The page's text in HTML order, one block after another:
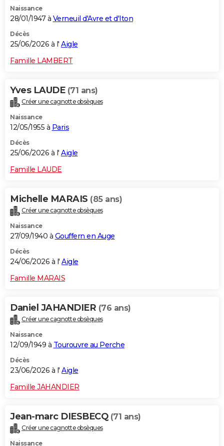
Naissance
28/01/1947 à Verneuil d'Avre et d'Iton
Décès
25/06/2026 à l' Aigle
Famille LAMBERT
Yves LAUDE (71 ans)
Créer une cagnotte obsèques
Naissance
12/05/1955 à Paris
Décès
25/06/2026 à l' Aigle
Famille LAUDE
Michelle MARAIS (85 ans)
Créer une cagnotte obsèques
Naissance
27/09/1940 à Gouffern en Auge
Décès
24/06/2026 à l' Aigle
Famille MARAIS
Daniel JAHANDIER (76 ans)
Créer une cagnotte obsèques
Naissance
12/09/1949 à Tourouvre au Perche
Décès
23/06/2026 à l' Aigle
Famille JAHANDIER
Jean-marc DIESBECQ (71 ans)
Créer une cagnotte obsèques
Naissance